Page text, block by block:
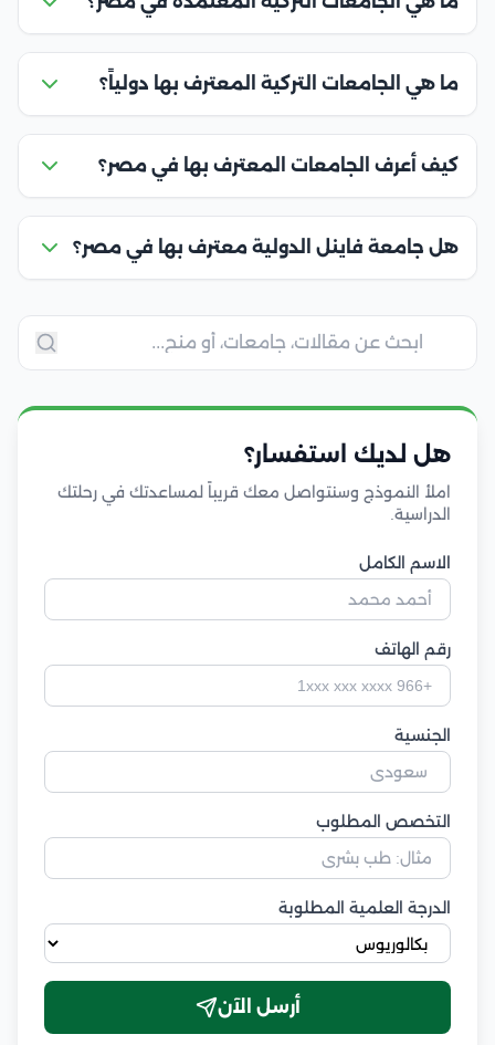
ما هي الجامعات التركية المعترف بها دولياً؟
كيف أعرف الجامعات المعترف بها في مصر؟
هل جامعة فاينل الدولية معترف بها في مصر؟
هل لديك استفسار؟
املأ النموذج وسنتواصل معك قريباً لمساعدتك في رحلتك
الدراسية.
الاسم الكامل
رقم الهاتف
الجنسية
التخصص المطلوب
الدرجة العلمية المطلوبة
أرسل الآن